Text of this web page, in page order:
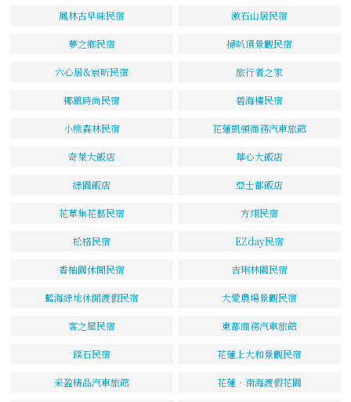
鳳林古早味民宿 漱石山居民宿
夢之鄉民宿 掃叭頂景觀民宿
六心居&宸昕民宿 旅行者之家
椰風時尚民宿 碧海樓民宿
小熊森林民宿 花蓮凱頓商務汽車旅館
奇萊大飯店 華心大飯店
綠園飯店 亞士都飯店
花草集花藝民宿 方翊民宿
松格民宿 EZday民宿
香柚園休閒民宿 吉琍林園民宿
藍海綠地休閒渡假民宿 大愛農場景觀民宿
客之屋民宿 東都商務汽車旅館
鏷石民宿 花蓮上大和景觀民宿
采盈精品汽車旅館 花蓮‧南海渡假花園